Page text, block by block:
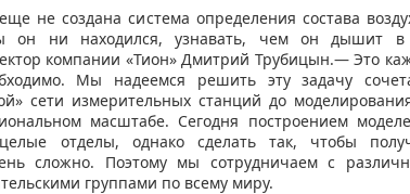
не создана система определения состава
он ни находился, узнавать, чем он дышит в
компании «Тион» Дмитрий Трубицын.— Это
Мы надеемся решить эту задачу
сети измерительных станций до
масштабе. Сегодня построением
отделы, однако сделать так, чтобы
сложно. Поэтому мы сотрудничаем с
группами по всему миру.